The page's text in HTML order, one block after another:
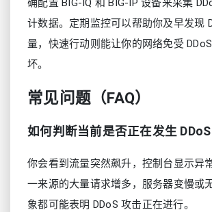
确配置 BIG-IQ 和 BIG-IP 设备来采集
计数据。定期监控可以帮助你及早发现
量，快速行动则能让你的网络免受
坏。
常见问题（FAQ）
如何判断当前是否正在发生 DDoS
你会看到流量突然飙升，控制台显示异
一来源的大量请求增多，服务器变慢或
象都可能表明 DDoS 攻击正在进行。